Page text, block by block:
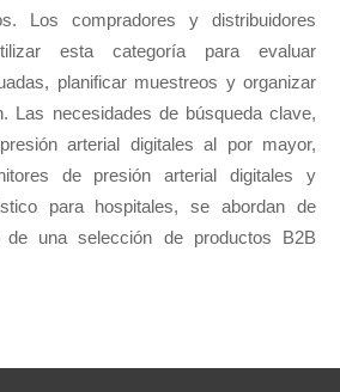
Los compradores y distribuidores
esta categoría para evaluar
planificar muestreos y organizar
Las necesidades de búsqueda clave,
arterial digitales al por mayor,
de presión arterial digitales y
para hospitales, se abordan de
de una selección de productos B2B